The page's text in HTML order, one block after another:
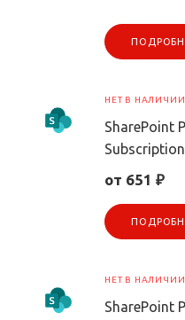
НЕТ В НАЛИЧИИ
SharePoint
от 651 ₽
НЕТ В НАЛИЧИИ
SharePoint